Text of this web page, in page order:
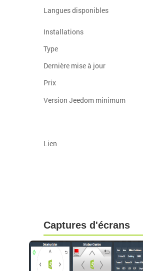
Langues disponibles
Installations
Type
Dernière mise à jour
Prix
Version Jeedom minimum
Lien
Captures d'écrans